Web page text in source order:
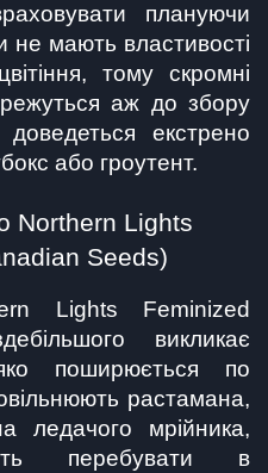
плануючи
не мають властивості
тому скромні
аж до збору
екстрено
або гроутент.
Northern Lights
Seeds)
Lights Feminized
викликає
поширюється по
растамана,
ледачого мрійника,
перебувати в